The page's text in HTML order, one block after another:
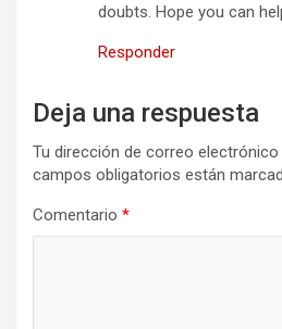
doubts. Hope you can
Responder
Deja una respuesta
Tu dirección de correo electrónico
campos obligatorios están
Comentario *